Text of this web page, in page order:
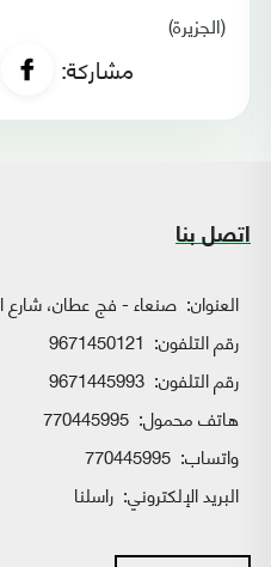
(الجزيرة)
مشاركة:
اتصل بنا
العنوان: صنعاء - فج عطان، شارع
رقم التلفون: 9671450121
رقم التلفون: 9671445993
هاتف محمول: 770445995
واتساب:
البريد الإلكتروني: راسلنا